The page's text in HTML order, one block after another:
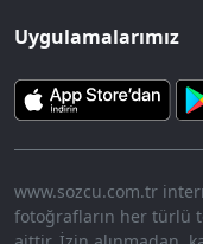
Uygulamalarımız
www.sozcu.com.tr
fotoğrafların her türlü